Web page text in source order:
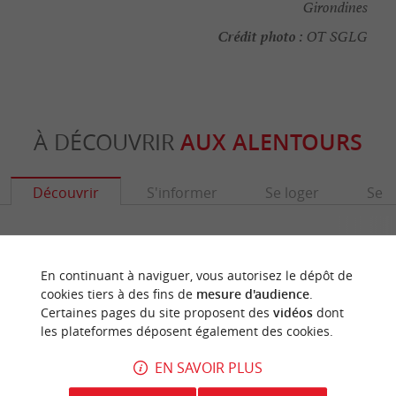
Girondines
Crédit photo : OT SGLG
À DÉCOUVRIR AUX ALENTOURS
Découvrir S'informer Se loger Se
En continuant à naviguer, vous autorisez le dépôt de
cookies tiers à des fins de mesure d'audience.
Certaines pages du site proposent des vidéosdont
les plateformes déposent également des cookies.
EN SAVOIR PLUS